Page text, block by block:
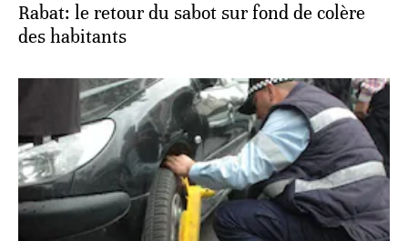
Rabat: le retour du sabot sur fond de colère
des habitants